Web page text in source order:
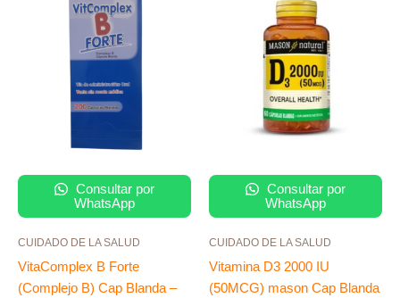
Consultar por
WhatsApp
CUIDADO DE LA SALUD
VitaComplex B Forte
(Complejo B) Cap Blanda –
Consultar por
WhatsApp
CUIDADO DE LA SALUD
Vitamina D3 2000 IU
(50MCG) mason Cap Blanda